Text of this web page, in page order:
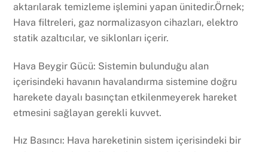
aktarılarak temizleme işlemini yapan ünitedir.Örnek;
Hava filtreleri, gaz normalizasyon cihazları, elektro
statik azaltıcılar, ve siklonları içerir.
Hava Beygir Gücü: Sistemin bulunduğu alan
içerisindeki havanın havalandırma sistemine doğru
harekete dayalı basınçtan etkilenmeyerek hareket
etmesini sağlayan gerekli kuvvet.
Hız Basıncı: Hava hareketinin sistem içerisindeki bir